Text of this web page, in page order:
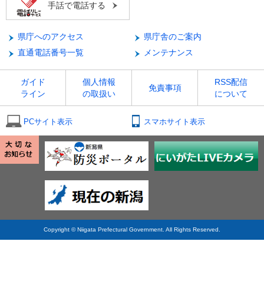
手話で電話する
県庁へのアクセス
県庁舎のご案内
直通電話番号一覧
メンテナンス
ガイド
ライン
個人情報
の取扱い
免責事項
RSS配信
について
PCサイト表示 スマホサイト表示
Copyright © Niigata Prefectural Government. All Rights Reserved.